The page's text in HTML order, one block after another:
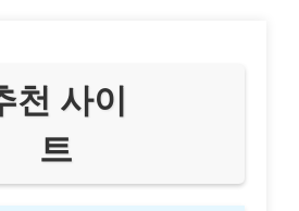
천 사이
트